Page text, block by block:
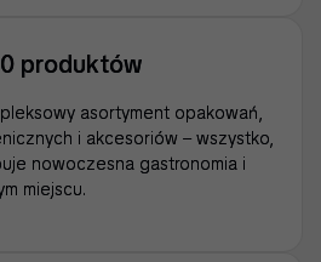
produktów
asortyment opakowań,
i akcesoriów – wszystko,
nowoczesna gastronomia i
miejscu.